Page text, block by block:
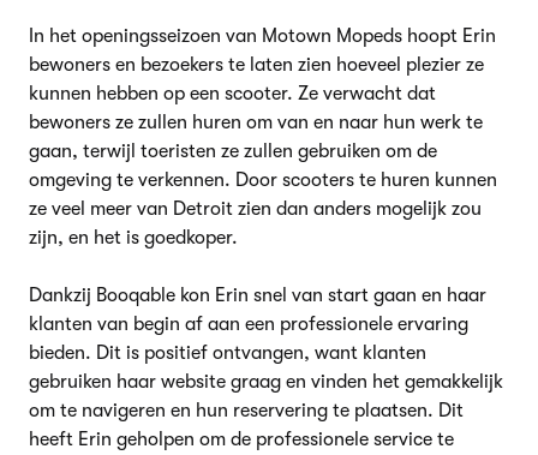
In het openingsseizoen van Motown Mopeds hoopt Erin
bewoners en bezoekers te laten zien hoeveel plezier ze
kunnen hebben op een scooter. Ze verwacht dat
bewoners ze zullen huren om van en naar hun werk te
gaan, terwijl toeristen ze zullen gebruiken om de
omgeving te verkennen. Door scooters te huren kunnen
ze veel meer van Detroit zien dan anders mogelijk zou
zijn, en het is goedkoper.
Dankzij Booqable kon Erin snel van start gaan en haar
klanten van begin af aan een professionele ervaring
bieden. Dit is positief ontvangen, want klanten
gebruiken haar website graag en vinden het gemakkelijk
om te navigeren en hun reservering te plaatsen. Dit
heeft Erin geholpen om de professionele service te